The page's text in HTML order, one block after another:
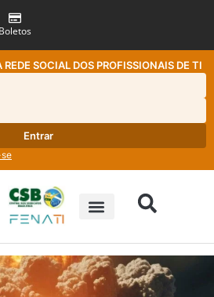
Boletos
REDE SOCIAL DOS PROFISSIONAIS DE TI
Entrar